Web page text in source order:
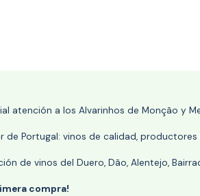
atención a los Alvarinhos de Monção y
Portugal: vinos de calidad,
de vinos del Duero, Dão, Alentejo,
compra!